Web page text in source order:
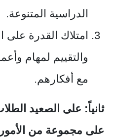
الدراسية المتنوعة.
امتلاك القدرة على
والتقييم لمهام
مع أفكارهم.
ثانياً: على الصعيد
على مجموعة من